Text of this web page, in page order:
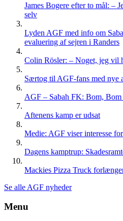
James Bogere efter to mål: –
selv
Lyden AGF med info om
evaluering af sejren i Randers
Colin Rösler: – Noget, jeg vil
Særtog til AGF-fans med nye
AGF – Sabah FK: Bom, Bom
Aftenens kamp er udsat
Medie: AGF viser interesse
Dagens kamptrup:
Mackies Pizza Truck
Se alle AGF nyheder
Menu